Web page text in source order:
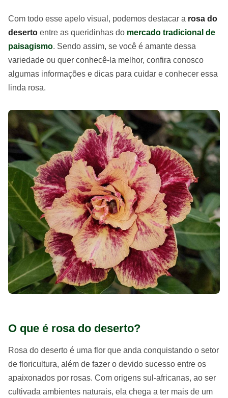
Com todo esse apelo visual, podemos destacar a rosa do
deserto entre as queridinhas do mercado tradicional de
paisagismo. Sendo assim, se você é amante dessa
variedade ou quer conhecê-la melhor, confira conosco
algumas informações e dicas para cuidar e conhecer essa
linda rosa.
O que é rosa do deserto?
Rosa do deserto é uma flor que anda conquistando o setor
de floricultura, além de fazer o devido sucesso entre os
apaixonados por rosas. Com origens sul-africanas, ao ser
cultivada ambientes naturais, ela chega a ter mais de um